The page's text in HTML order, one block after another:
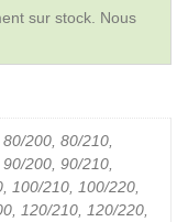
sur stock. Nous
200, 80/210,
200, 90/210,
100/210, 100/220,
120/210, 120/220,